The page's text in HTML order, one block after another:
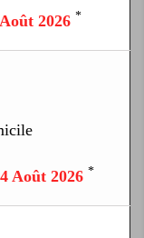
2026 *
Août 2026 *